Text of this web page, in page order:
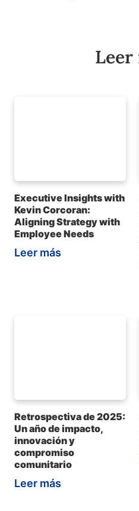
Leer
Executive Insights with
Kevin Corcoran:
Aligning Strategy with
Employee Needs
Leer más
Retrospectiva de 2025:
Un año de impacto,
innovación y
compromiso
comunitario
Leer más